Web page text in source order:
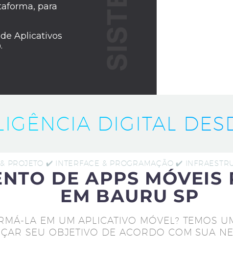
para
Aplicativos
DIGITAL
PROJETO ✔️ INTERFACE & PROGRAMAÇÃO ✔️
DE APPS MÓVEIS
EM BAURU SP
LA EM UM APLICATIVO MÓVEL? TEMOS
SEU OBJETIVO DE ACORDO COM SUA